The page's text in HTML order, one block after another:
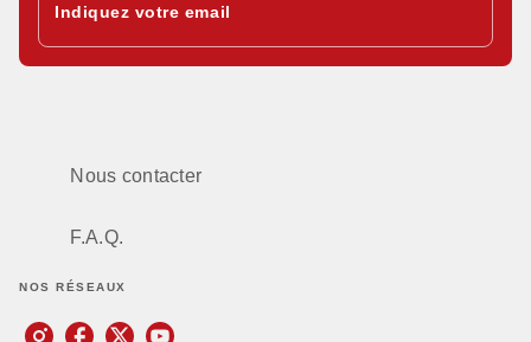
Indiquez votre email
Nous contacter
F.A.Q.
NOS RÉSEAUX